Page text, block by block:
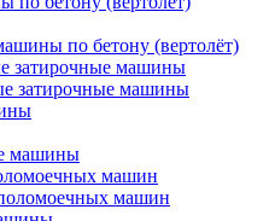
по бетону (вертолёт)
затирочные машины
затирочные машины
машины
машин
машин